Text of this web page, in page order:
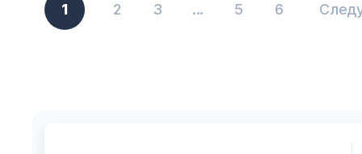
1 2 3 ... 5 6